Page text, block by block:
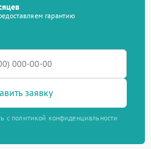
гарантию
заявку
с политикой конфиденциальности